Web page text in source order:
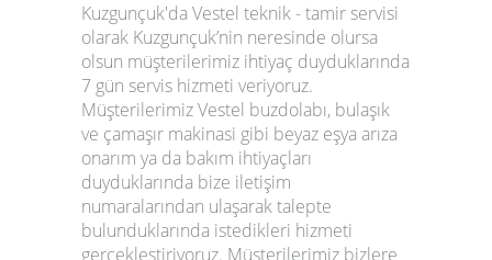
Kuzgunçuk'da Vestel teknik - tamir servisi
olarak Kuzgunçuk’nin neresinde olursa
olsun müşterilerimiz ihtiyaç duyduklarında
7 gün servis hizmeti veriyoruz.
Müşterilerimiz Vestel buzdolabı, bulaşık
ve çamaşır makinasi gibi beyaz eşya arıza
onarım ya da bakım ihtiyaçları
duyduklarında bize iletişim
numaralarından ulaşarak talepte
bulunduklarında istedikleri hizmeti
gerçekleştiriyoruz. Müşterilerimiz bizlere